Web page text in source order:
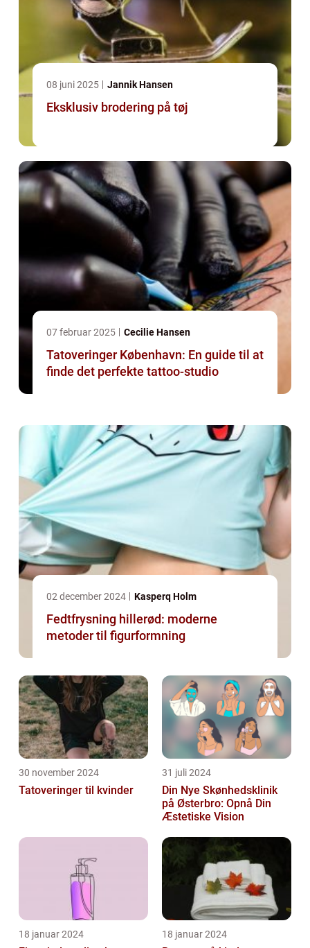
08 juni 2025 Jannik Hansen
Eksklusiv brodering på tøj
07 februar 2025 Cecilie Hansen
Tatoveringer København: En guide til at
finde det perfekte tattoo-studio
02 december 2024 Kasperq Holm
Fedtfrysning hillerød: moderne
metoder til figurformning
30 november 2024
Tatoveringer til kvinder
31 juli 2024
Din Nye Skønhedsklinik
på Østerbro: Opnå Din
Æstetiske Vision
18 januar 2024 18 januar 2024